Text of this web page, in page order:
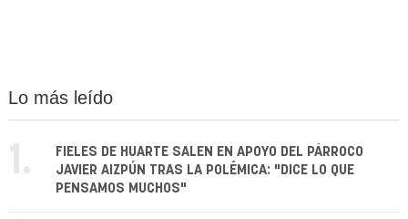
Lo más leído
1.
FIELES DE HUARTE SALEN EN APOYO DEL PÁRROCO
JAVIER AIZPÚN TRAS LA POLÉMICA: "DICE LO QUE
PENSAMOS MUCHOS"